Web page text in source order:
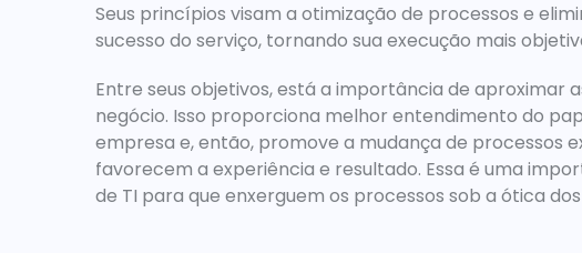
Seus princípios visam a otimização de processos e
sucesso do serviço, tornando sua execução mais
Entre seus objetivos, está a importância de aproximar
negócio. Isso proporciona melhor entendimento do
empresa e, então, promove a mudança de processos
favorecem a experiência e resultado. Essa é uma
de TI para que enxerguem os processos sob a ótica dos